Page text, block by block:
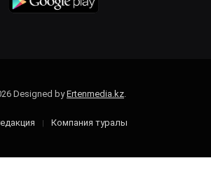
Designed byErtenmedia.kz.
Компания туралы